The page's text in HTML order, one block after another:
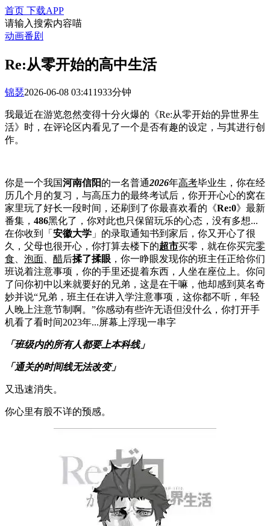
首页 下载APP
请输入搜索内容喵
动画番剧
Re:从零开始的高中生活
锦瑟2026-06-08 03:41 1933分钟
我最近在游览忽然变得十分火爆的《Re:从零开始的异世界生
活》时，在评论区内看见了一个是否有趣的设定，与其进行创
作。
你是一个我国河南信阳的一名普通2026年高考毕业生，你在经
历几个月的复习，与高压力的最终考试后，你开开心心的窝在
家里玩了好长一段时间，还刷到了你最喜欢看的《Re:0》最新
番集， 486黑化了，你对此也只保留玩乐的心态，没有多想...
在你收到「 安徽大学 」的录取通知书到家后，你又开心了很
久，父母也很开心，你打算去楼下的超市买零，就在你买完零
食
泡面 醋后揉了揉眼 ，你一睁眼发现你的班主任正给你们
班说着注意事项，你的手里还提着东西，人坐在座位上。你问
了问你初中以来就要好的兄弟，这是在干嘛，他却感到莫名奇
妙并说“兄弟，班主任在讲入学注意事项，这你都不听，年轻
人晚上注意节制啊。”你感动有些许无语但没什么，你打开手
机看了看时间2023年...屏幕上浮现一串字
「班级内的所有人都要上本科线」
「通关的时间线无法改变」
又迅速消失。
你心里有股不详的预感。